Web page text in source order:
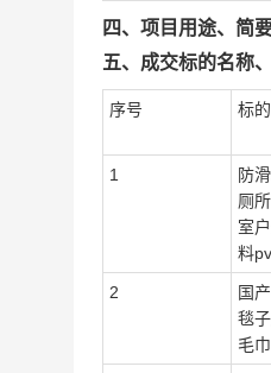
四、项目用途、简
五、成交标的名称
序号 标
1
防
厕
室
料
2
国
毯
毛